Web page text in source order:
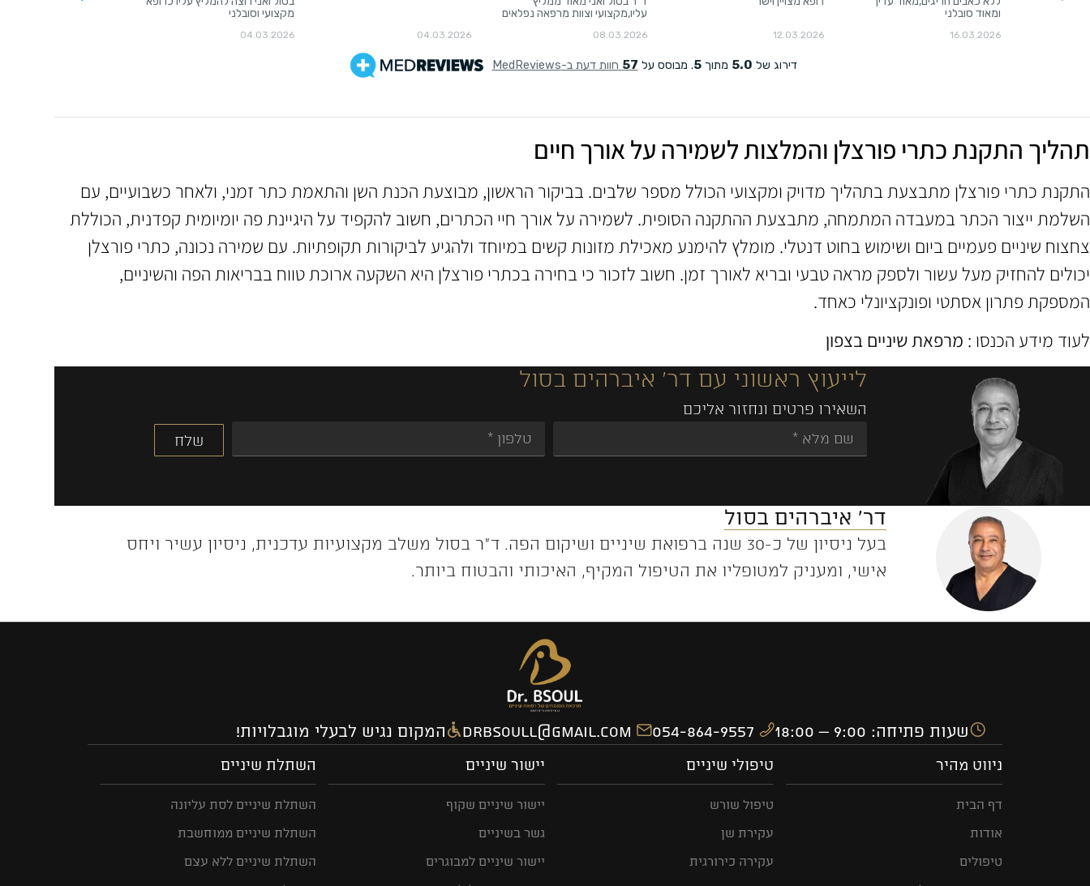
תהליך התקנת כתרי פורצלן והמלצות לשמירה על אורך חיים
התקנת כתרי פורצלן מתבצעת בתהליך מדויק ומקצועי הכולל מספר שלבים. בביקור הראשון, מבוצעת הכנת השן והתאמת כתר זמני, ולאחר כשבועיים, עם
השלמת ייצור הכתר במעבדה המתמחה, מתבצעת ההתקנה הסופית. לשמירה על אורך חיי הכתרים, חשוב להקפיד על היגיינת פה יומיומית קפדנית, הכוללת
צחצוח שיניים פעמיים ביום ושימוש בחוט דנטלי. מומלץ להימנע מאכילת מזונות קשים במיוחד ולהגיע לביקורות תקופתיות. עם שמירה נכונה, כתרי פורצלן
יכולים להחזיק מעל עשור ולספק מראה טבעי ובריא לאורך זמן. חשוב לזכור כי בחירה בכתרי פורצלן היא השקעה ארוכת טווח בבריאות הפה והשיניים,
המספקת פתרון אסתטי ופונקציונלי כאחד.
לעוד מידע הכנסו : מרפאת שיניים בצפון
לייעוץ ראשוני עם דר' איברהים בסול
השאירו פרטים ונחזור אליכם
שלח
דר' איברהים בסול
בעל ניסיון של כ-30 שנה ברפואת שיניים ושיקום הפה. ד”ר בסול משלב מקצועיות עדכנית, ניסיון עשיר ויחס
אישי, ומעניק למטופליו את הטיפול המקיף, האיכותי והבטוח ביותר.
שעות פתיחה: 9:00 – 18:00 054-864-9557
drbsoull@gmail.com המקום נגיש לבעלי מוגבלויות!
ניווט מהיר
דף הבית
אודות
טיפולים
טיפולי שיניים
טיפול שורש
עקירת שן
עקירה כירורגית
יישור שיניים
יישור שיניים שקוף
גשר בשיניים
יישור שיניים למבוגרים
השתלת שיניים
השתלת שיניים לסת עליונה
השתלת שיניים ממוחשבת
השתלת שיניים ללא עצם